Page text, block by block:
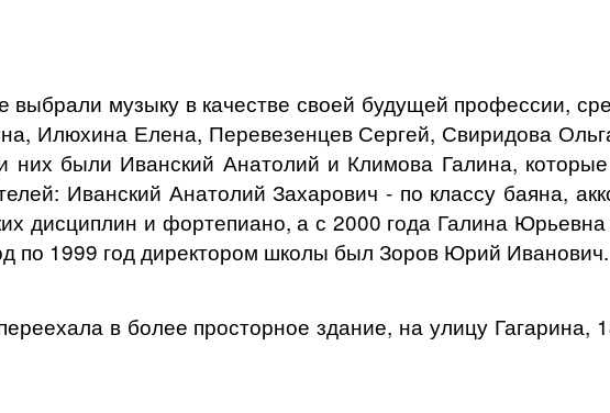
музыку в качестве своей будущей профессии,
Илюхина Елена, Перевезенцев Сергей, Свиридова
них были Иванский Анатолий и Климова Галина,
Иванский Анатолий Захарович - по классу баяна,
дисциплин и фортепиано, а с 2000 года Галина Юрьевна
по 1999 год директором школы был Зоров Юрий Иванович.
в более просторное здание, на улицу Гагарина,